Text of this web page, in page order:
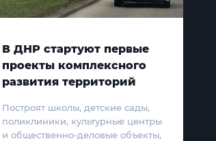
В ДНР стартуют первые
проекты комплексного
развития территорий
Построят школы, детские сады,
поликлиники, культурные центры
и общественно-деловые объекты,